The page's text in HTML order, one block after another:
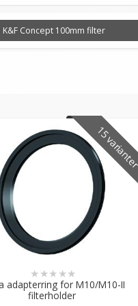
In filterdesign
generasjons
K&F Concept 100mm filter
15
adapterring for M10/M10-II
filterholder
★ ★★ ★★